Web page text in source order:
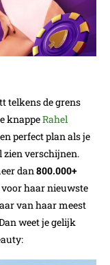
telkens de grens
knappeRahel
perfect plan als je
zien verschijnen.
dan 800.000+
haar nieuwste
van haar meest
weet je gelijk